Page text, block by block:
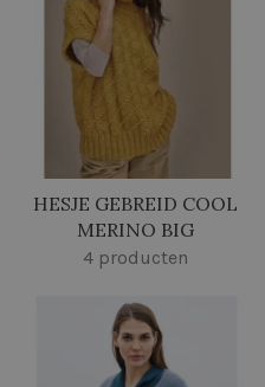
HESJE GEBREID COOL
MERINO BIG
4 producten